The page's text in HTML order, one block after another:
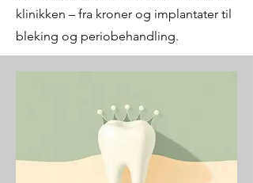
klinikken – fra kroner og implantater til
bleking og periobehandling.